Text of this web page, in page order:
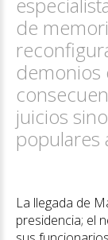
de
demonios
juicios
populares
La llegada de
presidencia; el